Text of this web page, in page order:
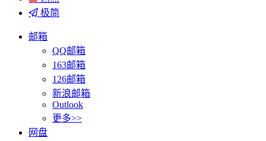
极简
邮箱
QQ邮箱
163邮箱
126邮箱
新浪邮箱
Outlook
更多>>
网盘